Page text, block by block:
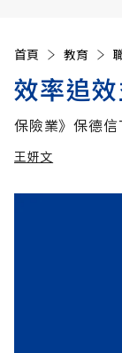
首頁 教育
效率追
保險業》保德
王妍文